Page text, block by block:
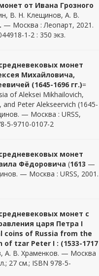
от Ивана Грозного
В. Н. Клещинов, А. В.
— Москва : Леопарт, 2021.
1-2 : 350 экз.
монет
Михайловича,
(1645-1696 гг.)=
of Aleksei Mikhailovich,
Peter Alekseervich (1645-
— Москва : URSS,
5-9710-0107-2
монет
Фёдоровича (1613 —
— Москва : URSS, 2001.
монет с
царя Петра I
coins of Russia from the
tzar Peter I : (1533-1717
А. В. Храменков. — Москва
27 см.; ISBN 978-5-